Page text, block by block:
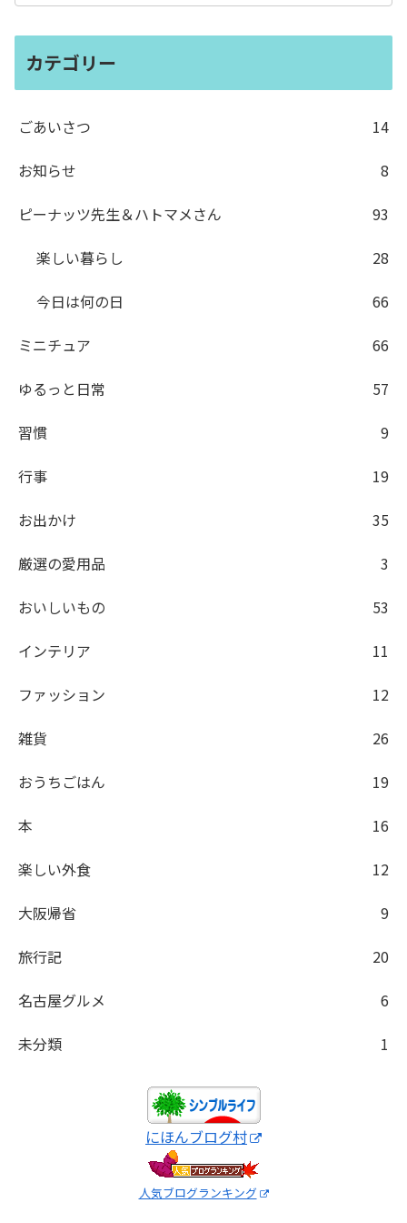
カテゴリー
ごあいさつ
14
お知らせ
8
ピーナッツ先生＆ハトマメさん
93
楽しい暮らし
28
今日は何の日
66
ミニチュア
66
ゆるっと日常
57
習慣
9
行事
19
お出かけ
35
厳選の愛用品
3
おいしいもの
53
インテリア
11
ファッション
12
雑貨
26
おうちごはん
19
本
16
楽しい外食
12
大阪帰省
9
旅行記
20
名古屋グルメ
6
未分類
1
にほんブログ村
人気ブログランキング